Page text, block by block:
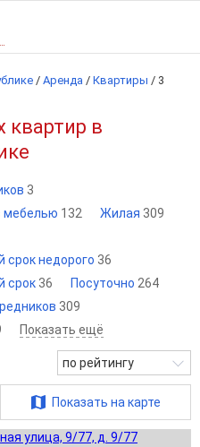
/ Аренда / Квартиры / 3
квартир в
3
мебелью 132 Жилая 309
срок недорого 36
срок 36 Посуточно 264
309
Показать ещё
по рейтингу
Показать на карте